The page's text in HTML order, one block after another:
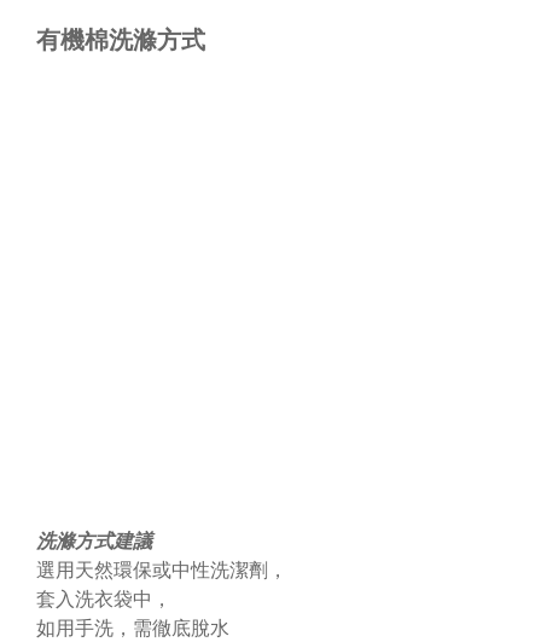
有機棉洗滌方式
洗滌方式建議
選用天然環保或中性洗潔劑，
套入洗衣袋中，
如用手洗，需徹底脫水